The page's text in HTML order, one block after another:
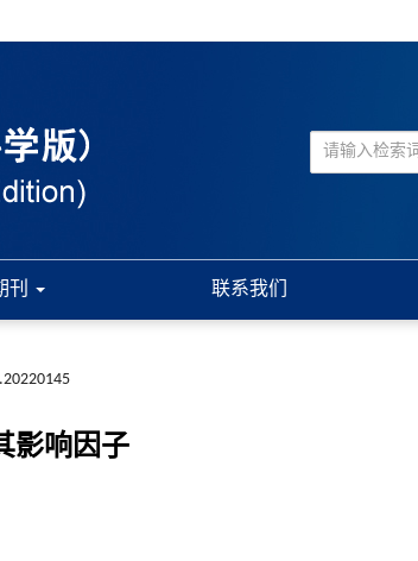
刊 联系我们
影响因子